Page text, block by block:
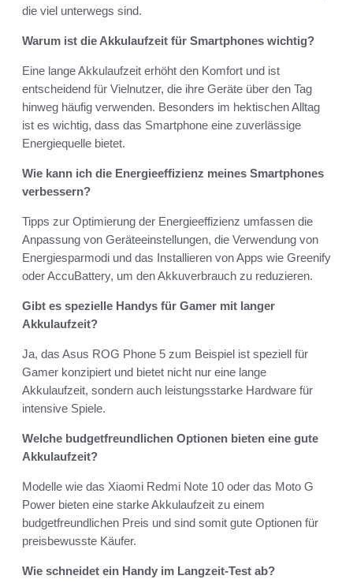
die viel unterwegs sind.
Warum ist die Akkulaufzeit für Smartphones wichtig?
Eine lange Akkulaufzeit erhöht den Komfort und ist
entscheidend für Vielnutzer, die ihre Geräte über den Tag
hinweg häufig verwenden. Besonders im hektischen Alltag
ist es wichtig, dass das Smartphone eine zuverlässige
Energiequelle bietet.
Wie kann ich die Energieeffizienz meines Smartphones
verbessern?
Tipps zur Optimierung der Energieeffizienz umfassen die
Anpassung von Geräteeinstellungen, die Verwendung von
Energiesparmodi und das Installieren von Apps wie Greenify
oder AccuBattery, um den Akkuverbrauch zu reduzieren.
Gibt es spezielle Handys für Gamer mit langer
Akkulaufzeit?
Ja, das Asus ROG Phone 5 zum Beispiel ist speziell für
Gamer konzipiert und bietet nicht nur eine lange
Akkulaufzeit, sondern auch leistungsstarke Hardware für
intensive Spiele.
Welche budgetfreundlichen Optionen bieten eine gute
Akkulaufzeit?
Modelle wie das Xiaomi Redmi Note 10 oder das Moto G
Power bieten eine starke Akkulaufzeit zu einem
budgetfreundlichen Preis und sind somit gute Optionen für
preisbewusste Käufer.
Wie schneidet ein Handy im Langzeit-Test ab?